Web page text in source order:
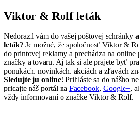
Viktor & Rolf leták
Nedorazil vám do vašej poštovej schránky
leták? Je možné, že spoločnosť Viktor &
do printovej reklamy a prechádza na online
značky a tovaru. Aj tak si ale prajete byť
ponukách, novinkách, akciách a zľavách
Sledujte ju online! Prihláste sa do nášho
pridajte náš portál na Facebook, Google+,
vždy informovaní o značke Viktor & Rolf.